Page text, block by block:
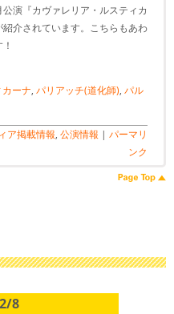
演『カヴァレリア・ルスティカ
介されています。こちらもあわ
ーナ, パリアッチ(道化師), パル
ア掲載情報, 公演情報 | パーマリ
ンク
8